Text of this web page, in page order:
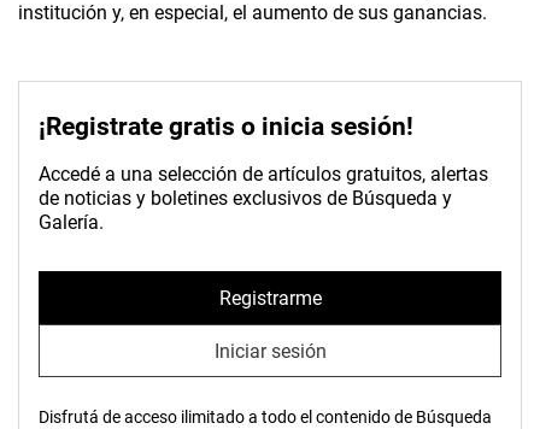
institución y, en especial, el aumento de sus ganancias.
¡Registrate gratis o inicia sesión!
Accedé a una selección de artículos gratuitos, alertas
de noticias y boletines exclusivos de Búsqueda y
Galería.
Registrarme
Iniciar sesión
Disfrutá de acceso ilimitado a todo el contenido de Búsqueda